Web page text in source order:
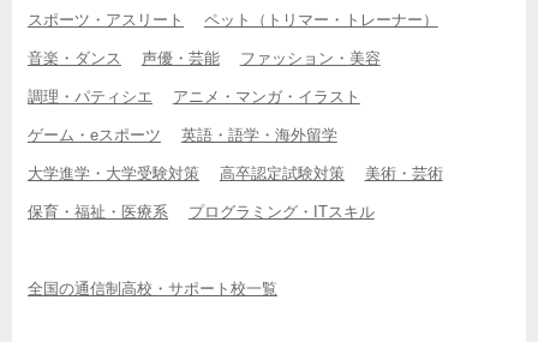
スポーツ・アスリート ペット（トリマー・トレーナー）
音楽・ダンス 声優・芸能 ファッション・美容
調理・パティシエ アニメ・マンガ・イラスト
ゲーム・eスポーツ 英語・語学・海外留学
大学進学・大学受験対策 高卒認定試験対策 美術・芸術
保育・福祉・医療系 プログラミング・ITスキル
全国の通信制高校・サポート校一覧